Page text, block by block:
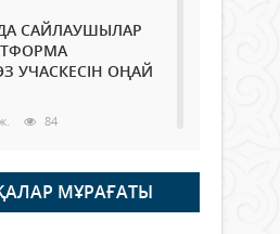
САЙЛАУШЫЛАР
УЧАСКЕСІН ОҢАЙ
84
облысы
20
көрерменнің
МҰРАҒАТЫ